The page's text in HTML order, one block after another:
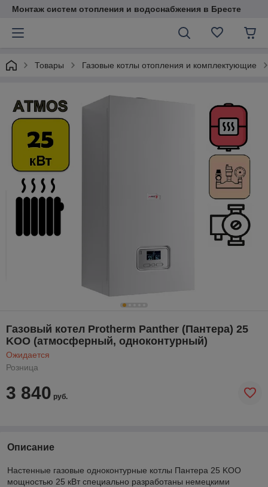
Монтаж систем отопления и водоснабжения в Бресте
Товары Газовые котлы отопления и комплектующие
Газовый котел Protherm Panther (Пантера) 25
KОО (атмосферный, одноконтурный)
Ожидается
Розница
3 840 руб.
Описание
Настенные газовые одноконтурные котлы Пантера 25 KОO
мощностью 25 кВт специально разработаны немецкими